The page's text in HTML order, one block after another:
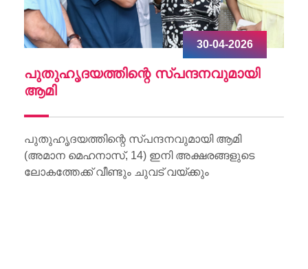
30-04-2026
പുതുഹൃദയത്തിന്റെ സ്പന്ദനവുമായി
ആമി
പുതുഹൃദയത്തിന്റെ സ്പന്ദനവുമായി ആമി
(അമാന മെഹനാസ്, 14) ഇനി അക്ഷരങ്ങളുടെ
ലോകത്തേക്ക് വീണ്ടും ചുവട് വയ്ക്കും